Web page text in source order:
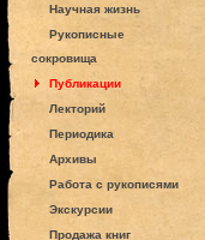
Научная жизнь
Рукописные
сокровища
Публикации
Лекторий
Периодика
Архивы
Работа с рукописями
Экскурсии
Продажа книг